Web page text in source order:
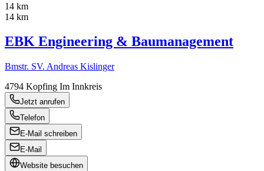
14 km
14 km
EBK Engineering & Baumanagement
Bmstr. SV. Andreas Kislinger
4794 Kopfing Im Innkreis
Jetzt anrufen
Telefon
E-Mail schreiben
E-Mail
Website besuchen